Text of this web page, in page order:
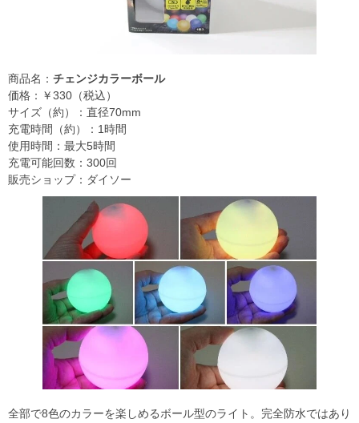
商品名： チェンジカラーボール
価格：￥330（税込）
サイズ（約）：直径70mm
充電時間（約）：1時間
使用時間：最大5時間
充電可能回数：300回
販売ショップ：ダイソー
全部で8色のカラーを楽しめるボール型のライト。完全防水ではあり